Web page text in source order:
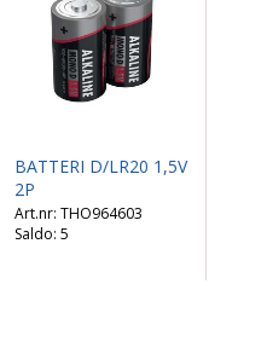
BATTERI D/LR20 1,5V
2P
THO964603
Saldo: 5